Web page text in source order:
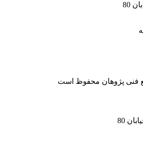
80
فنی پژوهان محفوظ است
80